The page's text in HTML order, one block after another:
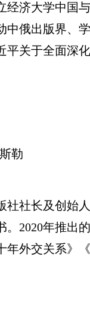
大学中国与
中俄出版界、
平关于全面深
勒
长及创始人
。2020年推出
年外交关系